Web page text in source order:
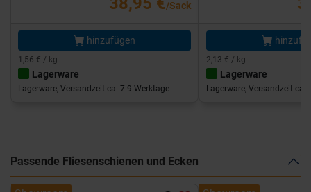
/Sack
hinzufügen
1,56 € / kg
Lagerware
Lagerware, Versandzeit ca. 7-9 Werktage
2,13 € / kg
Lagerware
Lagerware, Versandzeit ca.
Passende Fliesenschienen und Ecken